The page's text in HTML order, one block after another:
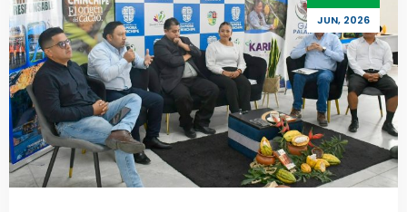
JUN, 2026